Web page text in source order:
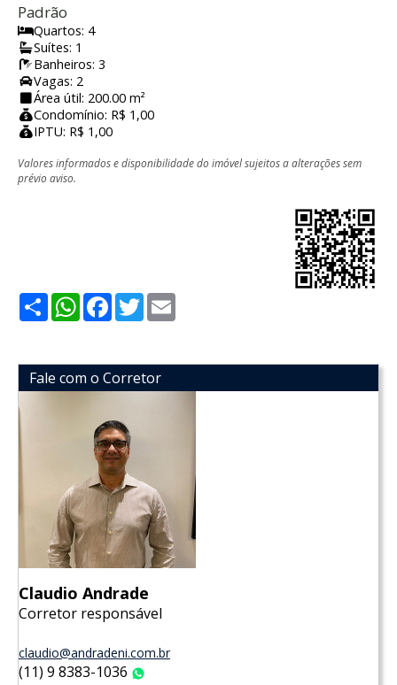
Padrão
Quartos: 4
Suítes: 1
Banheiros: 3
Vagas: 2
Área útil: 200.00 m²
Condomínio: R$ 1,00
IPTU: R$ 1,00
Valores informados e disponibilidade do imóvel sujeitos a alterações sem
prévio aviso.
ShareWhatsApp
Facebook
Twitter
Fale com o Corretor
Claudio Andrade
Corretor responsável
claudio@andradeni.com.br
(11) 9 8383-1036